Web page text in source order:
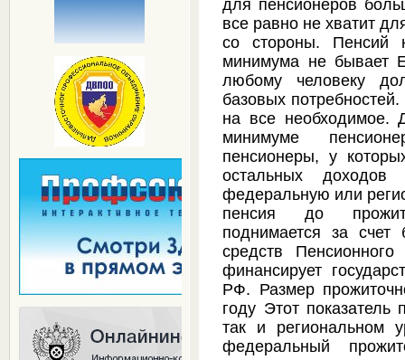
для пенсионеров
все равно не хватит
со стороны. Пенсий
минимума не бывает
любому человеку
базовых
на все необходимое.
минимуме
пенсионеры, у
остальных
федеральную или
пенсия до
поднимается за
средств
финансирует
РФ. Размер
году Этот
так и региональном
федеральный